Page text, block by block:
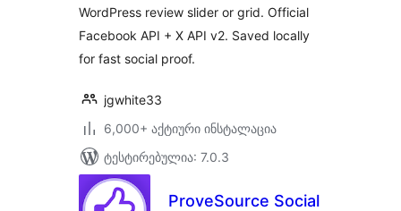
WordPress review slider or grid. Official
Facebook API + X API v2. Saved locally
for fast social proof.
jgwhite33
6,000+ აქტიური ინსტალაცია
ტესტირებულია: 7.0.3
ProveSource Social